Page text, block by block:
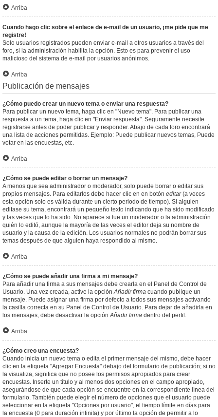
Arriba
Cuando hago clic sobre el enlace de e-mail de un usuario, ¡me pide que me
registre!
Solo usuarios registrados pueden enviar e-mail a otros usuarios a través del
foro, si la administración habilita la opción. Esto es para prevenir el uso
malicioso del sistema de e-mail por usuarios anónimos.
Arriba
Publicación de mensajes
¿Cómo puedo crear un nuevo tema o enviar una respuesta?
Para publicar un nuevo tema, haga clic en "Nuevo tema". Para publicar una
respuesta a un tema, haga clic en "Enviar respuesta". Seguramente necesite
registrarse antes de poder publicar y responder. Abajo de cada foro encontrará
una lista de acciones permitidas. Ejemplo: Puede publicar nuevos temas, Puede
votar en las encuestas, etc.
Arriba
¿Cómo se puede editar o borrar un mensaje?
A menos que sea administrador o moderador, solo puede borrar o editar sus
propios mensajes. Para editarlos debe hacer clic en en botón editar(a veces
esta opción solo es válida durante un cierto periodo de tiempo). Si alguien
editase su tema, encontrará un pequeño texto indicando que ha sido modificado
y las veces que lo ha sido. No aparece si fue un moderador o la administración
quién lo editó, aunque la mayoría de las veces el editor deja su nombre de
usuario y la causa de la edición. Los usuarios normales no podrán borrar sus
temas después de que alguien haya respondido al mismo.
Arriba
¿Cómo se puede añadir una firma a mi mensaje?
Para añadir una firma a sus mensajes debe crearla en el Panel de Control de
Usuario. Una vez creada, active la opciónAñadir firma cuando publique un
mensaje. Puede asignar una firma por defecto a todos sus mensajes activando
la casilla correcta en su Panel de Control de Usuario. Para dejar de añadirla en
los mensajes, debe desactivar la opciónAñadir firma dentro del perfil.
Arriba
¿Cómo creo una encuesta?
Cuando inicia un nuevo tema o edita el primer mensaje del mismo, debe hacer
clic en la etiqueta "Agregar Encuesta" debajo del formulario de publicación; si no
la visualiza, significa que no posee los permisos apropiados para crear
encuestas. Inserte un título y al menos dos opciones en el campo apropiado,
asegurándose de que cada opción se encuentre en la correspondiente línea del
formulario. También puede elegir el número de opciones que el usuario puede
seleccionar en la etiqueta "Opciones por usuario", el tiempo límite en días para
la encuesta (0 para duración infinita) y por último la opción de permitir a lo